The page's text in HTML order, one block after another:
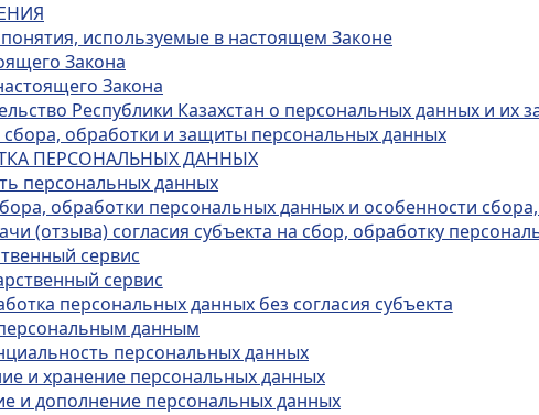
используемые в настоящем Законе
Закона
Закона
Республики Казахстан о персональных данных и их
обработки и защиты персональных данных
ПЕРСОНАЛЬНЫХ ДАННЫХ
персональных данных
обработки персональных данных и особенности
(отзыва) согласия субъекта на сбор, обработку
сервис
сервис
персональных данных без согласия субъекта
данным
персональных данных
и хранение персональных данных
и дополнение персональных данных